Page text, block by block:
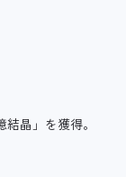
晶」を獲得。